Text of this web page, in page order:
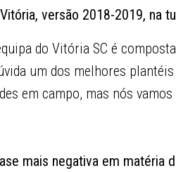
versão 2018-2019, na
do Vitória SC é
um dos melhores
em campo, mas nós
mais negativa em matéria